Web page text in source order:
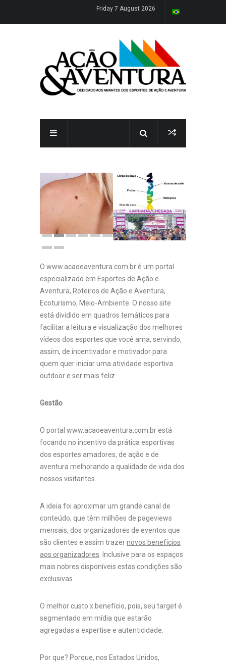
Friday 7 August 2026
O www.acaoeaventura.com.br é um portal
especializado em Esportes de Ação e
Aventura, Roteiros de Ação e Aventura,
Ecoturismo, Meio-Ambiente. O nosso site
está dividido em quadros temáticos para
facilitar a leitura e visualização dos melhores
vídeos dos esportes que você ama, servindo,
assim, de incentivador e motivador para
quem quer iniciar uma atividade esportiva
outdoor e ser mais feliz.
Gestão
O portal www.acaoeaventura.com.br está
focando no incentivo da prática esportivas
dos esportes amadores, de ação e de
aventura melhorando a qualidade de vida dos
nossos visitantes.
A ideia foi aproximar um grande canal de
conteúdo, que têm milhões de pageviews
mensais, dos organizadores de eventos que
são clientes e assim trazernovos benefícios
aos organizadores . Inclusive para os espaços
mais nobres disponíveis estas condições são
exclusivas.
O melhor custo x benefício, pois, seu target é
segmentado em mídia que estarão
agregadas a expertise e autenticidade.
Por que? Porque, nos Estados Unidos,